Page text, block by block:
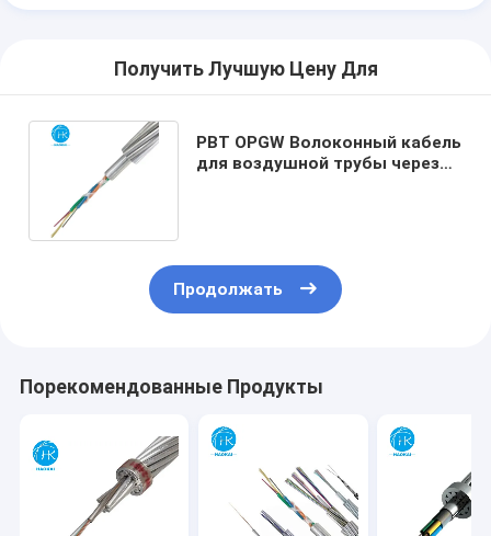
Получить Лучшую Цену Для
PBT OPGW Волоконный кабель
для воздушной трубы через
Продолжать
Порекомендованные Продукты